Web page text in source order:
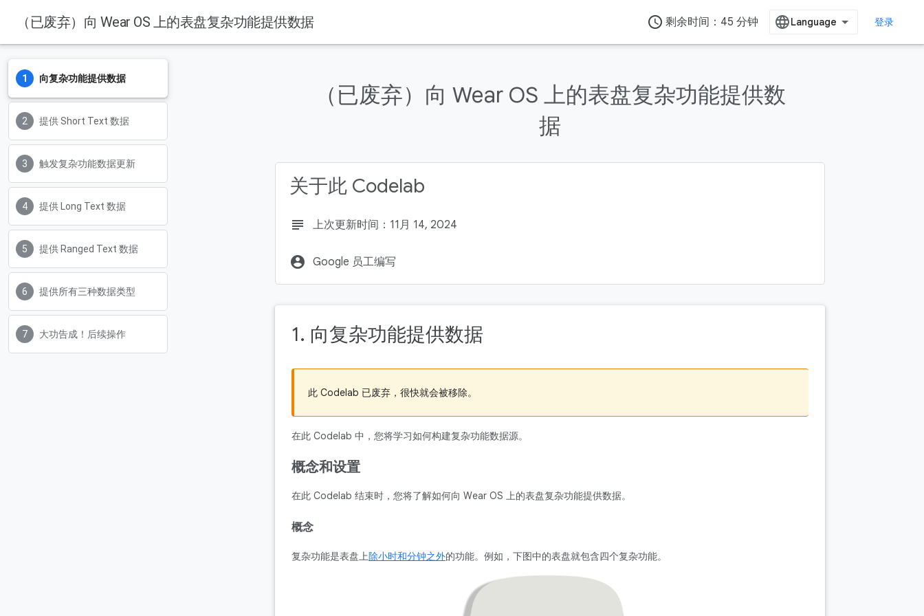
（已废弃）向 Wear OS 上的表盘复杂功能提供数据 access_time 剩余时间：45 分钟 登录
向复杂功能提供数据
提供 Short Text 数据
触发复杂功能数据更新
提供 Long Text 数据
提供 Ranged Text 数据
提供所有三种数据类型
大功告成！后续操作
（已废弃）向 Wear OS 上的表盘复杂功能提供数
据
关于此 Codelab
subject 上次更新时间：11月 14, 2024
account_circle Google 员工编写
1. 向复杂功能提供数据
此 Codelab 已废弃，很快就会被移除。
在此 Codelab 中，您将学习如何构建复杂功能数据源。
概念和设置
在此 Codelab 结束时，您将了解如何向 Wear OS 上的表盘复杂功能提供数据。
概念
复杂功能是表盘上除小时和分钟之外的功能。例如，下图中的表盘就包含四个复杂功能。